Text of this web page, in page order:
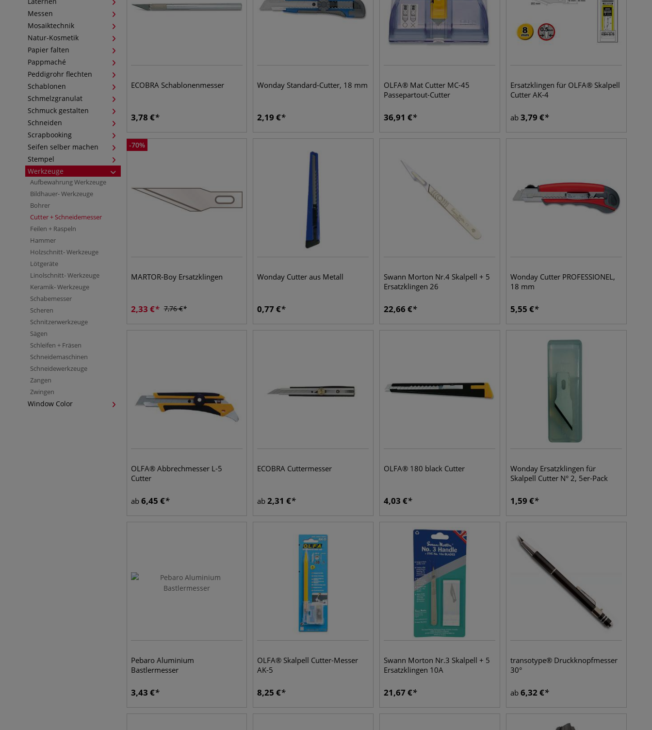
Messen
Mosaiktechnik
Natur-Kosmetik
Papier falten
Pappmaché
Peddigrohr flechten
Schablonen
Schmelzgranulat
Schmuck gestalten
Schneiden
Scrapbooking
Seifen selber machen
Stempel
Werkzeuge
Aufbewahrung Werkzeuge
Bildhauer- Werkzeuge
Bohrer
Cutter + Schneidemesser
Feilen + Raspeln
Hammer
Holzschnitt- Werkzeuge
Lötgeräte
Linolschnitt- Werkzeuge
Keramik- Werkzeuge
Schabemesser
Scheren
Schnitzerwerkzeuge
Sägen
Schleifen + Fräsen
Schneidemaschinen
Schneidewerkzeuge
Zangen
Zwingen
Window Color
ECOBRA Schablonenmesser
3,78 €
Wonday Standard-Cutter, 18 mm
2,19 €
OLFA® Mat Cutter MC-45
Passepartout-Cutter
36,91 €
Ersatzklingen für OLFA® Skalpell
Cutter AK-4
ab 3,79 €
-70%
MARTOR-Boy Ersatzklingen
2,33 € 7,76€
Wonday Cutter aus Metall
0,77 €
Swann Morton Nr.4 Skalpell + 5
Ersatzklingen 26
22,66 €
Wonday Cutter PROFESSIONEL,
18 mm
5,55 €
OLFA® Abbrechmesser L-5
Cutter
ab 6,45 €
ECOBRA Cuttermesser
ab 2,31 €
OLFA® 180 black Cutter
4,03 €
Wonday Ersatzklingen für
Skalpell Cutter N° 2, 5er-Pack
1,59 €
Pebaro Aluminium
Bastlermesser
3,43 €
OLFA® Skalpell Cutter-Messer
AK-5
8,25 €
Swann Morton Nr.3 Skalpell + 5
Ersatzklingen 10A
21,67 €
transotype® Druckknopfmesser
30°
ab 6,32 €